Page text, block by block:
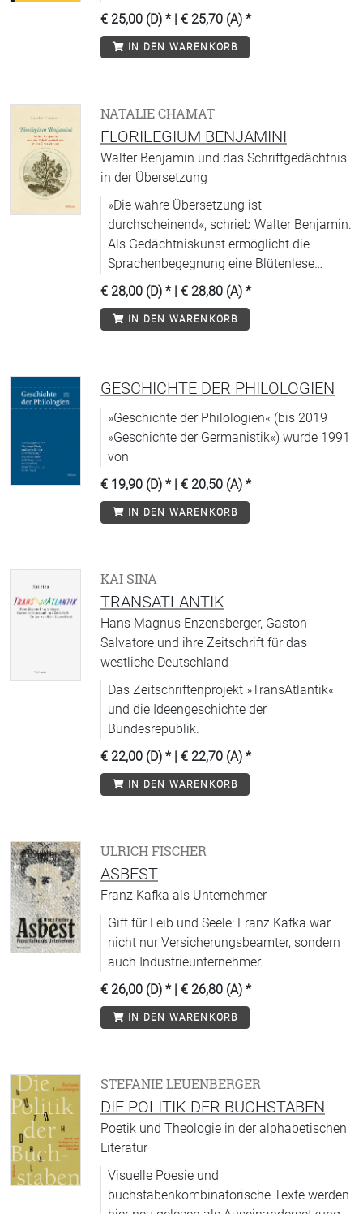
€ 25,00 (D) * | € 25,70 (A) *
IN DEN WARENKORB
NATALIE CHAMAT
FLORILEGIUM BENJAMINI
Walter Benjamin und das Schriftgedächtnis
in der Übersetzung
»Die wahre Übersetzung ist
durchscheinend«, schrieb Walter Benjamin.
Als Gedächtniskunst ermöglicht die
Sprachenbegegnung eine Blütenlese
messianischer Gesten.
€ 28,00 (D) * | € 28,80 (A) *
IN DEN WARENKORB
GESCHICHTE DER PHILOLOGIEN
»Geschichte der Philologien« (bis 2019
»Geschichte der Germanistik«) wurde 1991
von
€ 19,90 (D) * | € 20,50 (A) *
IN DEN WARENKORB
KAI SINA
TRANSATLANTIK
Hans Magnus Enzensberger, Gaston
Salvatore und ihre Zeitschrift für das
westliche Deutschland
Das Zeitschriftenprojekt »TransAtlantik«
und die Ideengeschichte der
Bundesrepublik.
€ 22,00 (D) * | € 22,70 (A) *
IN DEN WARENKORB
ULRICH FISCHER
ASBEST
Franz Kafka als Unternehmer
Gift für Leib und Seele: Franz Kafka war
nicht nur Versicherungsbeamter, sondern
auch Industrieunternehmer.
€ 26,00 (D) * | € 26,80 (A) *
IN DEN WARENKORB
STEFANIE LEUENBERGER
DIE POLITIK DER BUCHSTABEN
Poetik und Theologie in der alphabetischen
Literatur
Visuelle Poesie und
buchstabenkombinatorische Texte werden